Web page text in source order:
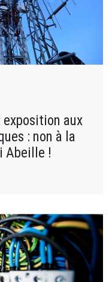
exposition aux
: non à la
Abeille !